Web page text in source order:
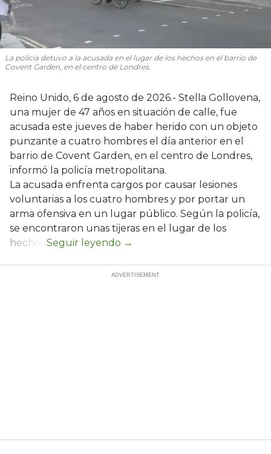
La policía detuvo a la acusada en el lugar de los hechos en el barrio de
Covent Garden, en el centro de Londres.
Reino Unido, 6 de agosto de 2026.- Stella Gollovena,
una mujer de 47 años en situación de calle, fue
acusada este jueves de haber herido con un objeto
punzante a cuatro hombres el día anterior en el
barrio de Covent Garden, en el centro de Londres,
informó la policía metropolitana.
La acusada enfrenta cargos por causar lesiones
voluntarias a los cuatro hombres y por portar un
arma ofensiva en un lugar público. Según la policía,
se encontraron unas tijeras en el lugar de los
hechos.